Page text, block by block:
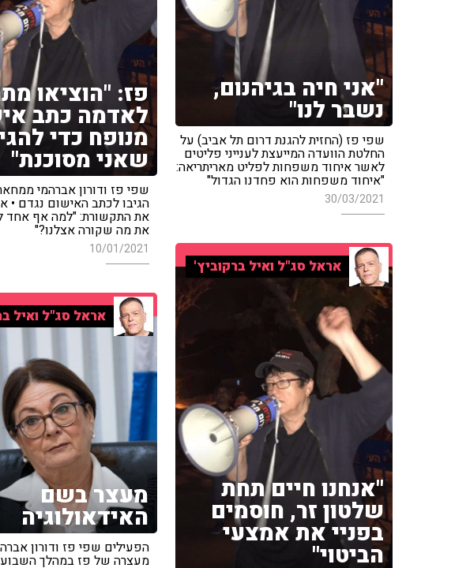
"אני חיה בגיהנום,
נשבר לנו"
שפי פז (החזית להגנת דרום תל אביב) על
החלטת הוועדה המייעצת לענייני פליטים
לאשר איחוד משפחות לפליט מאריתריאה:
"איחוד משפחות הוא פחדנו הגדול"
30/03/2021
פז: "הוציאו
לאדמה כתב
מנופח כדי
שאני מסוכנת"
שפי פז ודורון אברהמי
הגיבו לכתב האישום נגדם •
את התקשורת: "למה אף אחד
את מה שקורה אצלנו?"
10/01/2021
אראל סג"ל ואיל ברקוביץ'
"אנחנו חיים תחת
שלטון זר, חוסמים
בפניי את אמצעי
הביטוי"
אראל סג"ל ואיל
מעצר בשם
האידאולוגיה
הפעילים שפי פז ודורון
מעצרה של פז במהלך השבוע